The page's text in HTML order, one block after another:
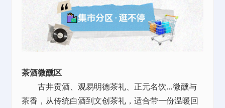
茶酒微醺区
古井贡酒、观易明德茶礼、正元名饮…微醺与
茶香，从传统白酒到文创茶礼，适合带一份温暖回